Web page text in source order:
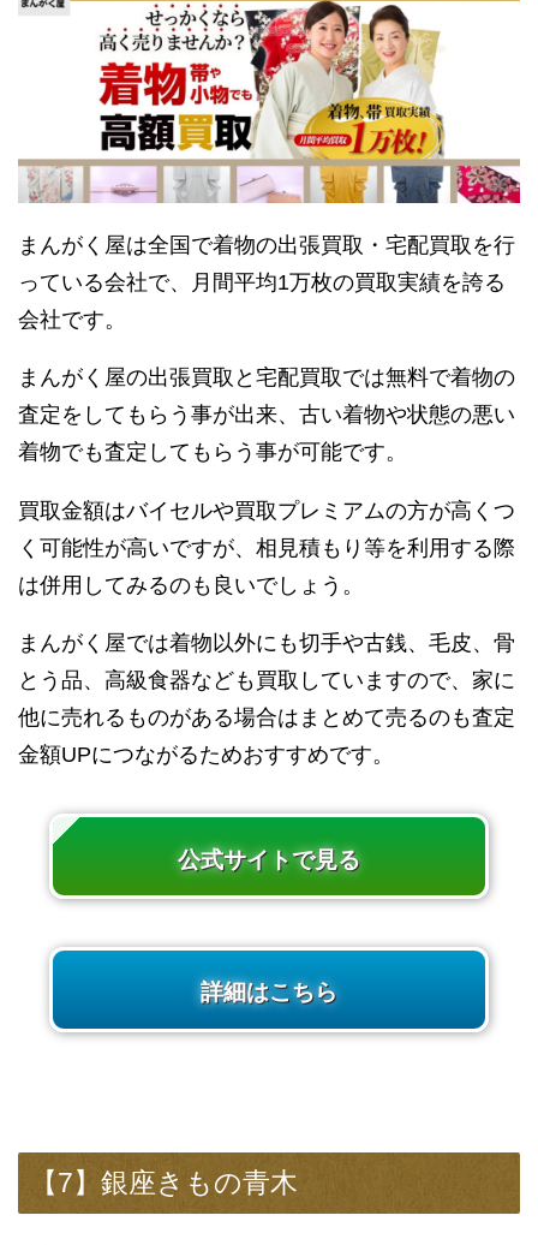
まんがく屋は全国で着物の出張買取・宅配買取を行
っている会社で、月間平均1万枚の買取実績を誇る
会社です。
まんがく屋の出張買取と宅配買取では無料で着物の
査定をしてもらう事が出来、古い着物や状態の悪い
着物でも査定してもらう事が可能です。
買取金額はバイセルや買取プレミアムの方が高くつ
く可能性が高いですが、相見積もり等を利用する際
は併用してみるのも良いでしょう。
まんがく屋では着物以外にも切手や古銭、毛皮、骨
とう品、高級食器なども買取していますので、家に
他に売れるものがある場合はまとめて売るのも査定
金額UPにつながるためおすすめです。
公式サイトで見る
詳細はこちら
【7】銀座きもの青木